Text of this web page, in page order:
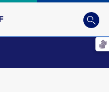
Busca